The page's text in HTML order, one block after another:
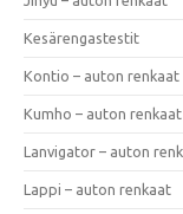
Kesärengastestit
Kontio – auton renkaat
Kumho – auton renkaat
Lanvigator – auton
Lappi – auton renkaat